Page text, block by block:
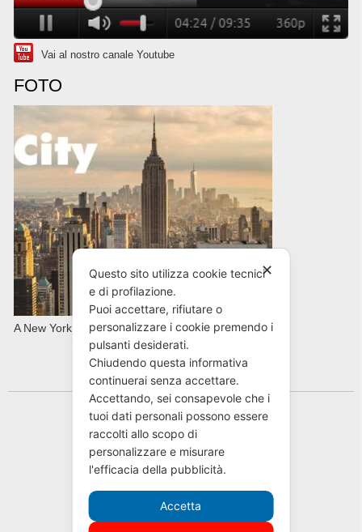
Vai al nostro canale Youtube
FOTO
A New York con AVIS in primavera
✕
Questo sito utilizza cookie tecnici
e di profilazione.
Puoi accettare, rifiutare o
personalizzare i cookie premendo i
pulsanti desiderati.
Chiudendo questa informativa
continuerai senza accettare.
Accettando, sei consapevole che i
tuoi dati personali possono essere
raccolti allo scopo di
personalizzare e misurare
l'efficacia della pubblicità.
Accetta